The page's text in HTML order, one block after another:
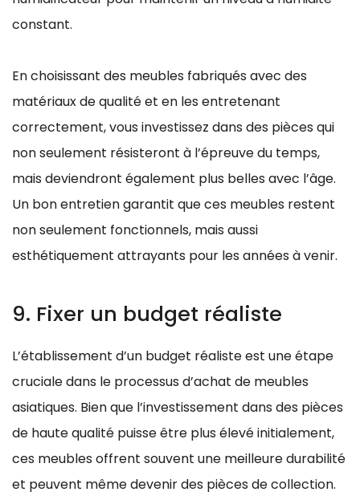
constant.
En choisissant des meubles fabriqués avec des
matériaux de qualité et en les entretenant
correctement, vous investissez dans des pièces qui
non seulement résisteront à l’épreuve du temps,
mais deviendront également plus belles avec l’âge.
Un bon entretien garantit que ces meubles restent
non seulement fonctionnels, mais aussi
esthétiquement attrayants pour les années à venir.
9. Fixer un budget réaliste
L’établissement d’un budget réaliste est une étape
cruciale dans le processus d’achat de meubles
asiatiques. Bien que l’investissement dans des pièces
de haute qualité puisse être plus élevé initialement,
ces meubles offrent souvent une meilleure durabilité
et peuvent même devenir des pièces de collection.